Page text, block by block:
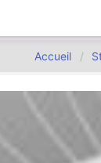
Accueil